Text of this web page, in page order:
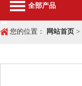
全部产品
您的位置： 网站首页 >